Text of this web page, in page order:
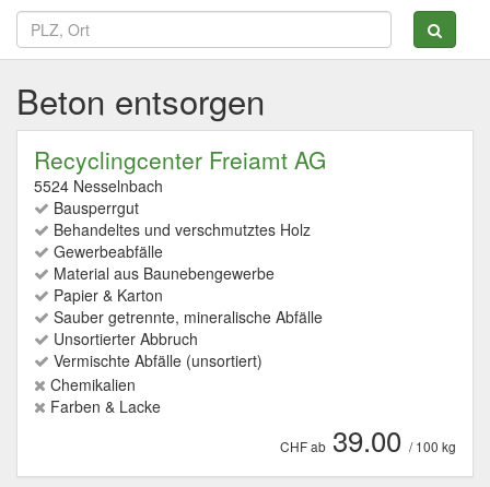
Beton entsorgen
Recyclingcenter Freiamt AG
5524 Nesselnbach
Bausperrgut
Behandeltes und verschmutztes Holz
Gewerbeabfälle
Material aus Baunebengewerbe
Papier & Karton
Sauber getrennte, mineralische Abfälle
Unsortierter Abbruch
Vermischte Abfälle (unsortiert)
Chemikalien
Farben & Lacke
CHF ab 39.00 / 100 kg